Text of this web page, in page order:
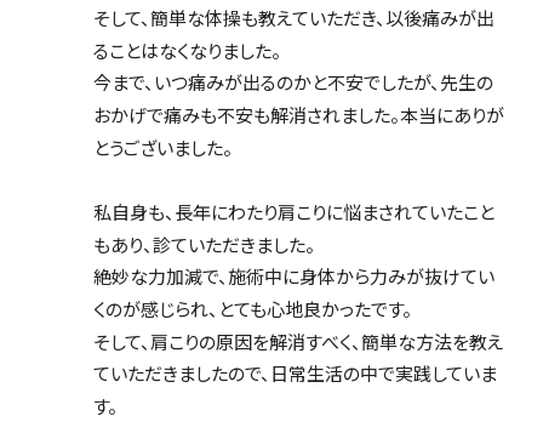
そして、簡単な体操も教えていただき、以後痛みが出
ることはなくなりました。
今まで、いつ痛みが出るのかと不安でしたが、先生の
おかげで痛みも不安も解消されました。本当にありが
とうございました。
私自身も、長年にわたり肩こりに悩まされていたこと
もあり、診ていただきました。
絶妙な力加減で、施術中に身体から力みが抜けてい
くのが感じられ、とても心地良かったです。
そして、肩こりの原因を解消すべく、簡単な方法を教え
ていただきましたので、日常生活の中で実践していま
す。